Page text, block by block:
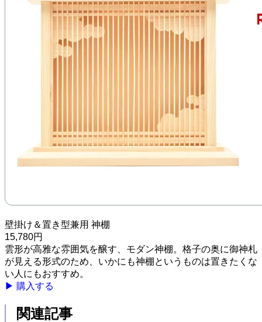
壁掛け＆置き型兼用 神棚
15,780円
雲形が高雅な雰囲気を醸す、モダン神棚。格子の奥に御神札
が見える形式のため、いかにも神棚というものは置きたくな
い人にもおすすめ。
▶ 購入する
関連記事